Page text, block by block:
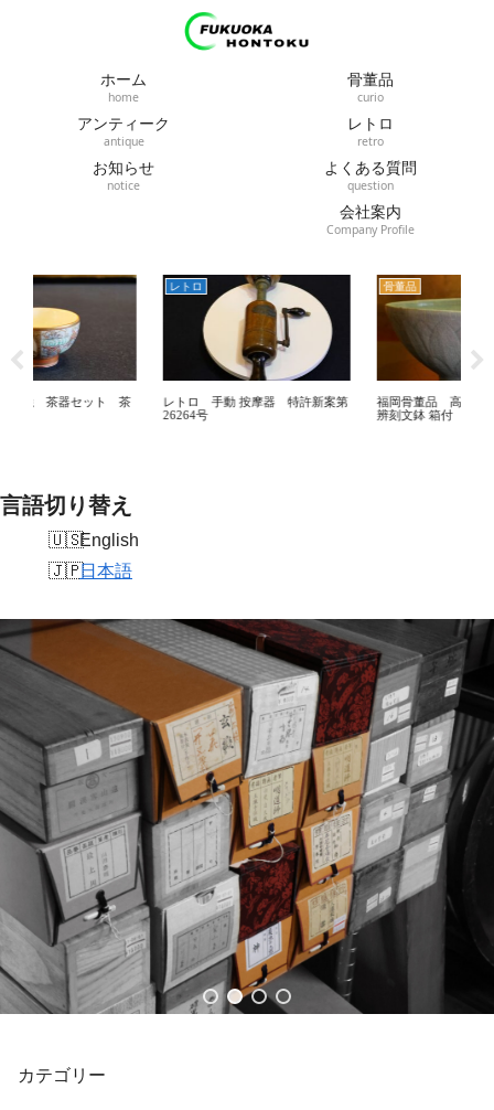
ホーム
home
骨董品
curio
アンティーク
antique
レトロ
retro
お知らせ
notice
よくある質問
question
会社案内
Company Profile
レトロ
レトロ 手動 按摩器 特許新案第
骨董品
福岡骨董品 高麗時代 高麗青磁蓮
言語切り替え
English
日本語
カテゴリー